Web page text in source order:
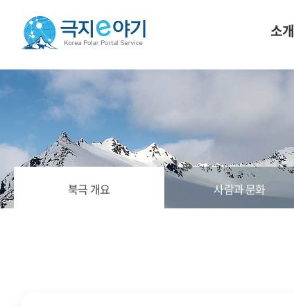
소개
북극 개요 사람과 문화